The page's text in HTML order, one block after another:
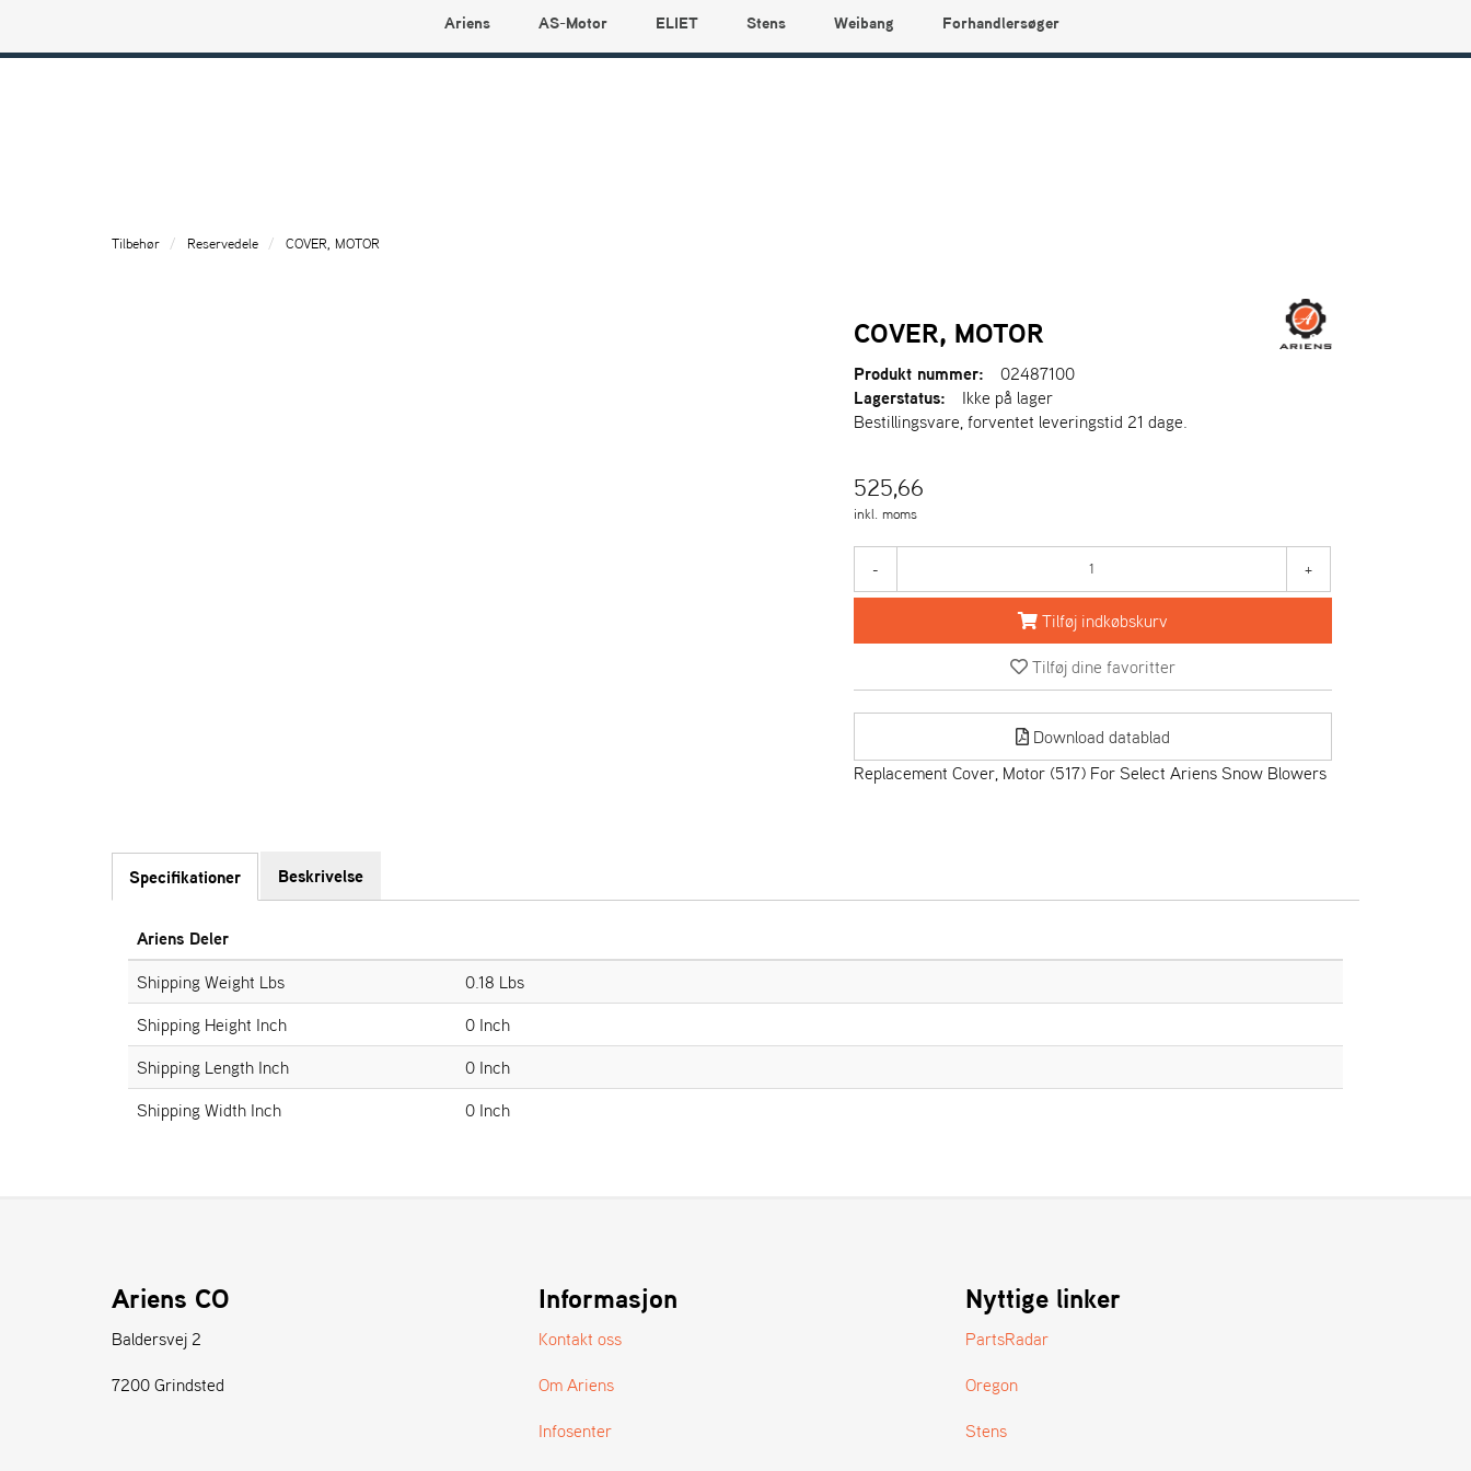
Ariens AS-Motor ELIET Stens Weibang Forhandlersøger
Tilbehør Reservedele COVER, MOTOR
COVER, MOTOR
Produkt nummer:
02487100
Lagerstatus:
Ikke på lager
Bestillingsvare, forventet leveringstid 21 dage.
525,66
inkl. moms
- +
Tilføj indkøbskurv
Tilføj dine favoritter
Download datablad
Replacement Cover, Motor (517) For Select Ariens Snow Blowers
Specifikationer Beskrivelse
Ariens Deler
Shipping Weight Lbs
0.18 Lbs
Shipping Height Inch
0 Inch
Shipping Length Inch
0 Inch
Shipping Width Inch
0 Inch
Ariens CO
Baldersvej 2
7200 Grindsted
Informasjon
Kontakt oss
Om Ariens
Infosenter
Nyttige linker
PartsRadar
Oregon
Stens